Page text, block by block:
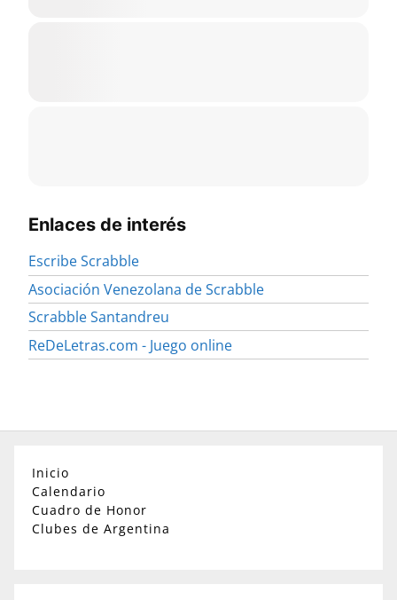
Enlaces de interés
Escribe Scrabble
Asociación Venezolana de Scrabble
Scrabble Santandreu
ReDeLetras.com - Juego online
Inicio
Calendario
Cuadro de Honor
Clubes de Argentina